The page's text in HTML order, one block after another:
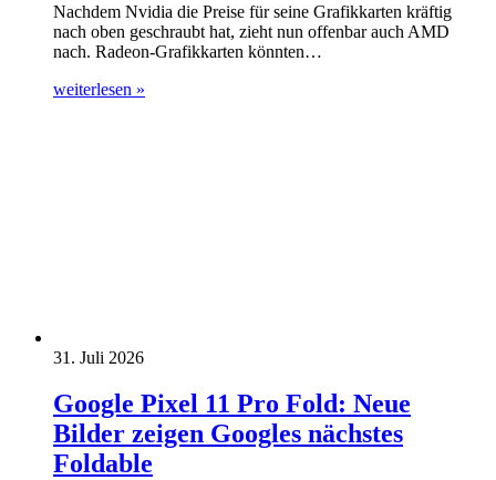
Nachdem Nvidia die Preise für seine Grafikkarten kräftig
nach oben geschraubt hat, zieht nun offenbar auch AMD
nach. Radeon-Grafikkarten könnten…
weiterlesen »
31. Juli 2026
Google Pixel 11 Pro Fold: Neue
Bilder zeigen Googles nächstes
Foldable